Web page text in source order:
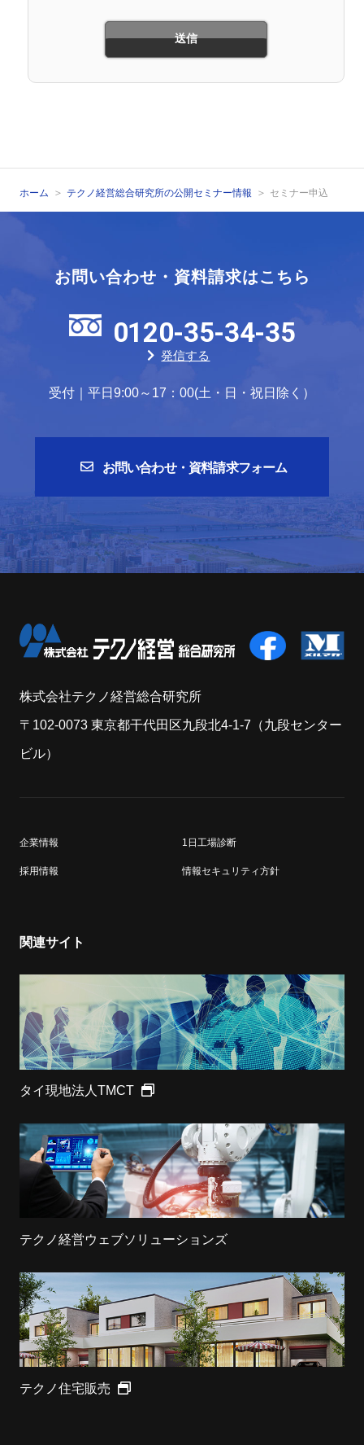
ホーム テクノ経営総合研究所の公開セミナー情報 セミナー申込
お問い合わせ・資料請求はこちら
0120-35-34-35
発信する
受付｜平日9:00～17：00(土・日・祝日除く）
お問い合わせ・資料請求フォーム
株式会社テクノ経営総合研究所
〒102-0073 東京都干代田区九段北4-1-7（九段センター
ビル）
企業情報 1日工場診断
採用情報 情報セキュリティ方針
関連サイト
タイ現地法人TMCT
テクノ経営ウェブソリューションズ
テクノ住宅販売